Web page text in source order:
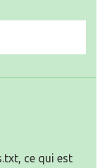
ce qui est